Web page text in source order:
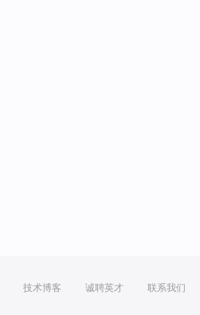
技术博客 诚聘英才 联系我们